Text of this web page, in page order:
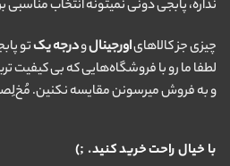
نداره، پابجی دونی نمیتونه انتخاب
چیزی جز کالاهایاورجینالودرجه یکتو
لطفا ما رو با فروشگاه‌هایی که بی کیفیت
و به فروش میرسونن مقایسه نکنین.
با خیال راحت خرید کنید. ;)